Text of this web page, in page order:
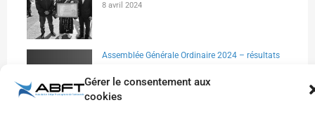
Gérer le consentement aux
cookies
8 avril 2024
Assemblée Générale Ordinaire 2024 – résultats
25 mars 2024